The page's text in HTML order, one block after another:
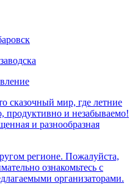
сказочный мир, где летние
продуктивно и незабываемо!
и разнообразная
регионе. Пожалуйста,
ознакомьтесь с
организаторами.